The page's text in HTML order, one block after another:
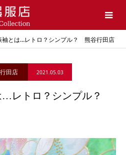
袖とは…レトロ？シンプル？ 熊谷行田店
田店 2021.05.03
…レトロ？シンプル？